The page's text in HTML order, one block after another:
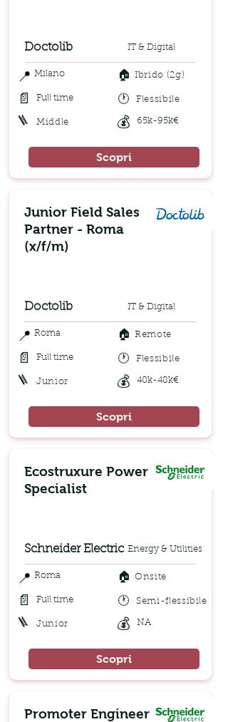
Doctolib IT & Digital
📍 Milano 🏠
📄
Ibrido (2g)
Full time 🕐 Flessibile
🪜 💰
Middle 65k-95k€
Scopri
Junior Field Sales
Partner - Roma
(x/f/m)
Doctolib IT & Digital
📍 Roma 🏠
📄
Remote
Full time 🕐 Flessibile
🪜 💰
Junior 40k-48k€
Scopri
Ecostruxure Power
Specialist
Schneider Electric Energy & Utilities
📍 Roma 🏠
📄
Onsite
Full time 🕐 Semi-flessibile
🪜 💰
Junior NA
Scopri
Promoter Engineer